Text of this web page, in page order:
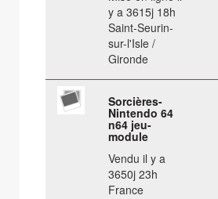
y a 3615j 18h
Saint-Seurin-
sur-l'Isle /
Gironde
Sorcières-
Nintendo 64
n64 jeu-
module
Vendu il y a
3650j 23h
France